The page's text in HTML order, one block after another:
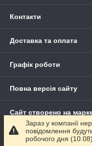
Контакти
Доставка та оплата
Графік роботи
Повна версія сайту
Сайт створено на
Політика
Зараз у компанії
повідомлення
робочого дня (10.08).